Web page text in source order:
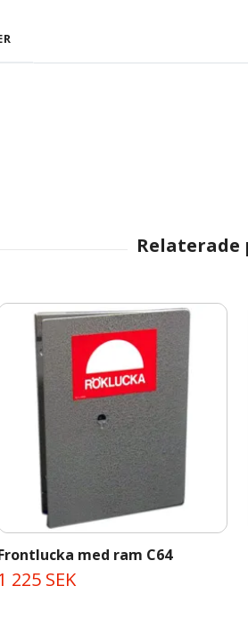
med ram C64
225 SEK